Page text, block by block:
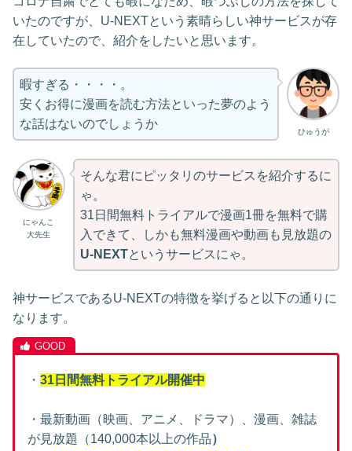
いたのですが、U-NEXTという素晴らしい神サービスが存
在していたので、紹介をしたいと思います。
ひゅうが
暇すぎる・・・・。
安くお得に漫画を読む方法といった夢のよう
な話はないのでしょうか
にゃんこ
大先生
そんな君にピッタリのサービスを紹介するに
ゃ。
31日間無料トライアルで漫画1冊を無料で購
入できて、しかも無料漫画や動画も見放題の
U-NEXTというサービスにゃ。
神サービスであるU-NEXTの特徴を挙げると以下の通りに
なります。
・ 31日間無料トライアル開催中
・最新動画（映画、アニメ、ドラマ）、漫画、雑誌
が見放題（140,000本以上の作品）